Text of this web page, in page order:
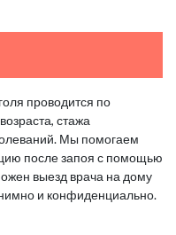
проводится по
стажа
Мы помогаем
после запоя с помощью
выезд врача на дому
и конфиденциально.